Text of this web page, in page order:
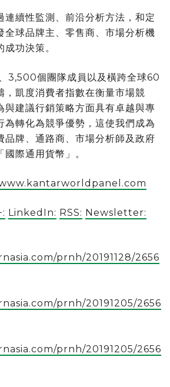
連續性監測、前沿分析方法，和定
全球品牌主、零售商、市場分析機
功決策。
3,500個團隊成員以及橫跨全球60
凱度消費者指數在衡量市場競
與建議行銷策略方面具有卓越與專
為轉化為競爭優勢，這使我們成為
品牌、通路商、市場分析師及政府
際通用貨幣」。
LinkedIn: RSS: Newsletter:
prnh/20191128/2656
prnh/20191205/2656
prnh/20191205/2656